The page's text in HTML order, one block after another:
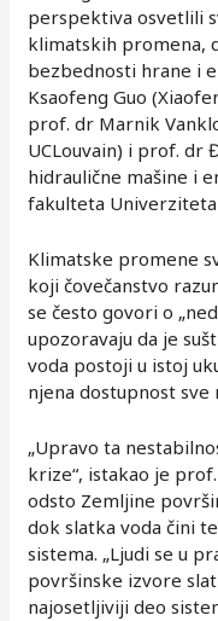
perspektiva osvetlili
klimatskih promena,
bezbednosti hrane i
Ksaofeng Guo
prof. dr Marnik
UCLouvain) i prof. dr
hidraulične mašine i
fakulteta Univerziteta
Klimatske promene
koji čovečanstvo
se često govori o
upozoravaju da je
voda postoji u istoj
njena dostupnost
„Upravo ta
krize“, istakao je
odsto Zemljine
dok slatka voda čini
sistema. „Ljudi se u
površinske izvore
najosetljiviji deo